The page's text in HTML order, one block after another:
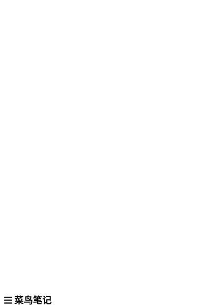
菜鸟笔记